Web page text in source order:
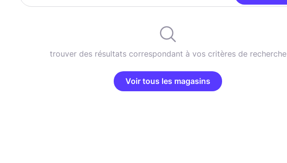
trouver des résultats correspondant à vos critères de recherche
Voir tous les magasins